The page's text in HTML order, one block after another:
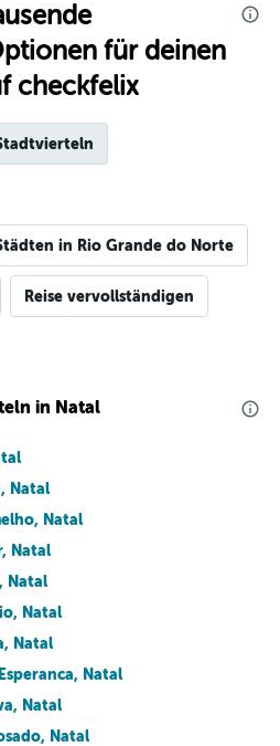
für deinen
checkfelix
in Rio Grande do Norte
Reise vervollständigen
in Natal
Natal
Natal
Natal
Natal
Natal
Natal
Natal
Natal
Natal